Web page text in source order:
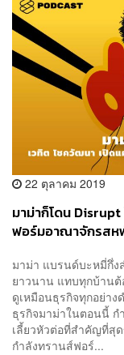
22 ตุลาคม 2019
มาม่าก็โดน
ฟอร์มอาณาจักรส
มาม่า แบรนด์บะหมี่กึ่ง
ยาวนาน แทบทุกบ้าน
ดูเหมือนธุรกิจทุกอย่าง
ธุรกิจมาม่าในตอนนี้
เลี้ยวหัวต่อที่สำคัญที่สุ
กำลังทรานส์ฟอร์...